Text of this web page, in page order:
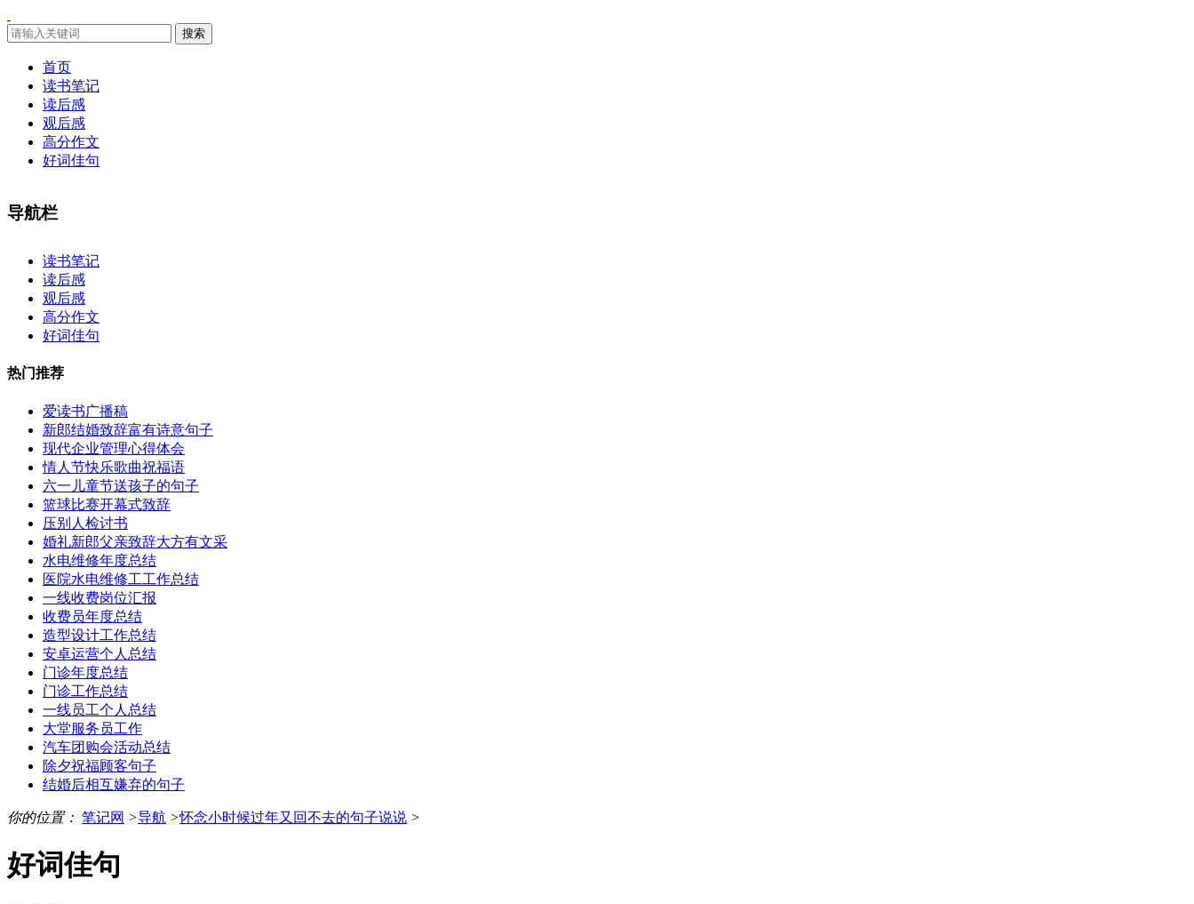
搜索
首页
读书笔记
读后感
观后感
高分作文
好词佳句
导航栏
读书笔记
读后感
观后感
高分作文
好词佳句
热门推荐
爱读书广播稿
新郎结婚致辞富有诗意句子
现代企业管理心得体会
情人节快乐歌曲祝福语
六一儿童节送孩子的句子
篮球比赛开幕式致辞
压别人检讨书
婚礼新郎父亲致辞大方有文采
水电维修年度总结
医院水电维修工工作总结
一线收费岗位汇报
收费员年度总结
造型设计工作总结
安卓运营个人总结
门诊年度总结
门诊工作总结
一线员工个人总结
大堂服务员工作
汽车团购会活动总结
除夕祝福顾客句子
结婚后相互嫌弃的句子
你的位置： 笔记网 >导航 >怀念小时候过年又回不去的句子说说 >
好词佳句